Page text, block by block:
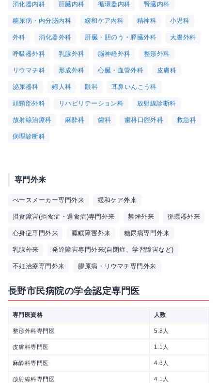
消化器内科 肝臓内科 循環器内科 腎臓内科
糖尿病・内分泌内科 緩和ケア内科 精神科 小児科
外科 消化器外科 肝臓・胆のう・膵臓外科 大腸外科
呼吸器外科 乳腺外科 脳神経外科 整形外科
リウマチ科 形成外科 心臓・血管外科 皮膚科
泌尿器科 婦人科 眼科 耳鼻いんこう科
頭頸部外科 リハビリテーション科 放射線診断科
放射線治療科 麻酔科 歯科 歯科口腔外科 救急科
病理診断科
専門外来
ぺースメーカー専門外来 緩和ケア外来
摂食障害(拒食症・過食症)専門外来 禁煙外来 循環器外来
心身症専門外来 睡眠障害外来 糖尿病専門外来
乳腺外来 発達障害専門外来(自閉症、学習障害など)
不妊治療専門外来 膠原病・リウマチ専門外来
長野市民病院の学会認定専門医
専門医資格 人数
整形外科専門医 5.8人
皮膚科専門医 1.1人
麻酔科専門医 4.3人
放射線科専門医 4.1人